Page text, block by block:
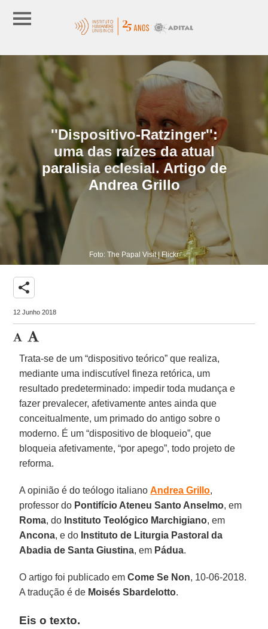
''Dispositivo-Ratzinger'':
uma das raízes da atual
paralisia eclesial. Artigo de
Andrea Grillo
Foto: The Papal Visit | Flickr
share
12 Junho 2018
Trata-se de um “dispositivo teórico” que realiza,
mediante uma indiscutível fineza retórica, um
resultado predeterminado: impedir toda mudança e
fazer prevalecer, afetivamente antes ainda que
conceitualmente, um primado do antigo sobre o
moderno. É um “dispositivo de bloqueio”, que
bloqueia afetivamente, “por apego”, todo projeto de
reforma.
A opinião é do teólogo italianoAndrea Grillo,
professor do Pontifício Ateneu Santo Anselmo, em
Roma, do Instituto Teológico Marchigiano, em
Ancona, e do Instituto de Liturgia Pastoral da
Abadia de Santa Giustina, em Pádua.
O artigo foi publicado emCome Se Non, 10-06-2018.
A tradução é de Moisés Sbardelotto.
Eis o texto.